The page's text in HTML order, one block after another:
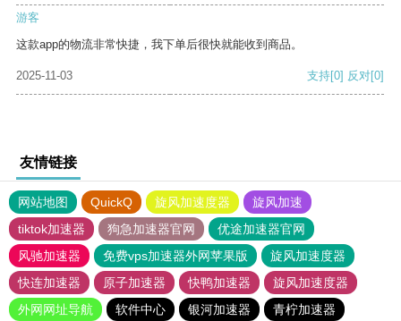
游客
这款app的物流非常快捷，我下单后很快就能收到商品。
2025-11-03 支持[0] 反对[0]
友情链接
网站地图 QuickQ 旋风加速度器
旋风加速
tiktok加速器
狗急加速器官网
优途加速器官网
风驰加速器
免费vps加速器外网苹果版
旋风加速度器
快连加速器
原子加速器 快鸭加速器
旋风加速度器
外网网址导航
软件中心 银河加速器 青柠加速器